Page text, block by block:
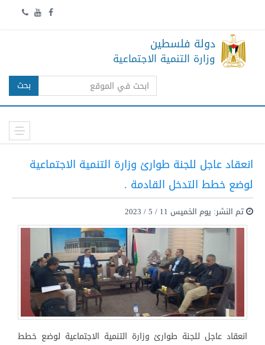
دولة فلسطين
وزارة التنمية الاجتماعية
بحث
انعقاد عاجل للجنة طوارئ وزارة التنمية الاجتماعية
لوضع خطط التدخل القادمة .
تم النشر: يوم الخميس 11 / 5 / 2023
انعقاد عاجل للجنة طوارئ وزارة التنمية الاجتماعية لوضع خطط